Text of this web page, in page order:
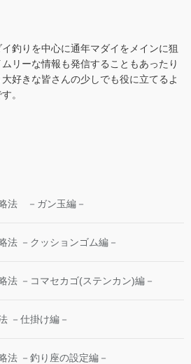
釣りを中心に通年マダイをメインに狙
リーな情報も発信することもあったり
好きな皆さんの少しでも役に立てるよ
。
法 －ガン玉編－
法 －クッションゴム編－
法 －コマセカゴ(ステンカン)編－
－仕掛け編－
法 －釣り座の設定編－